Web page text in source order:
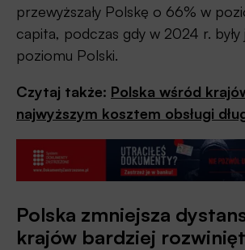
przewyższały Polskę o 66% w
capita, podczas gdy w 2024 r. były
poziomu Polski.
Czytaj także: Polska wśród
najwyższym kosztem obsługi
Polska zmniejsza
krajów bardziej